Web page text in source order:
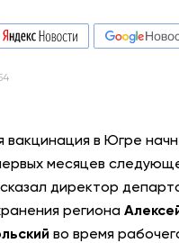
вакцинация в Югре
месяцев
директор
региона
во время